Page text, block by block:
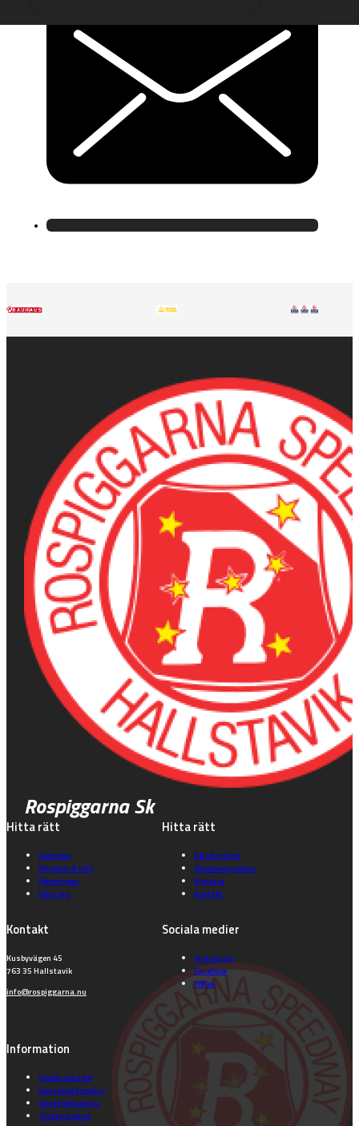
Rospiggarna Sk
Hitta rätt
Kalender
Biljetter & info
Föreningen
Våra lag
Hitta rätt
Gå på match
Speedwayskolan
Historia
Kontakt
Kontakt
Kusbyvägen 45
763 35 Hallstavik
info@rospiggarna.nu
Sociala medier
Instagram
Facebook
TikTok
Information
Cookie consent
Dataskyddspolicy
Integritetspolicy
Tillgänglighet